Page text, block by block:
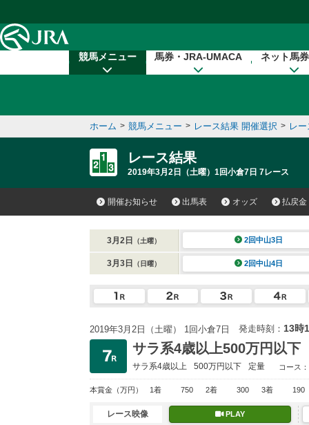
競馬メニュー 馬券・JRA-UMACA ネット馬
ホーム > 競馬メニュー > レース結果 開催選択 > レ
レース結果
2019年3月2日（土曜）1回小倉7日 7レース
開催お知らせ 出馬表 オッズ 払戻金
3月2日 （土曜） 2回中山3日
3月3日 （日曜） 2回中山4日
2019年3月2日（土曜） 1回小倉7日 発走時刻： 13時
サラ系4歳以上500万円以下
サラ系4歳以上 500万円以下 定量 コース：
本賞金 （万円） 1着 750 2着 300 3着 190
レース映像 PLAY